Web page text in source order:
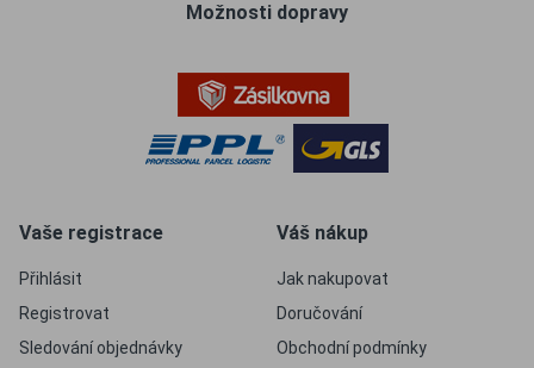
Možnosti dopravy
Vaše registrace
Přihlásit
Registrovat
Sledování objednávky
Váš nákup
Jak nakupovat
Doručování
Obchodní podmínky